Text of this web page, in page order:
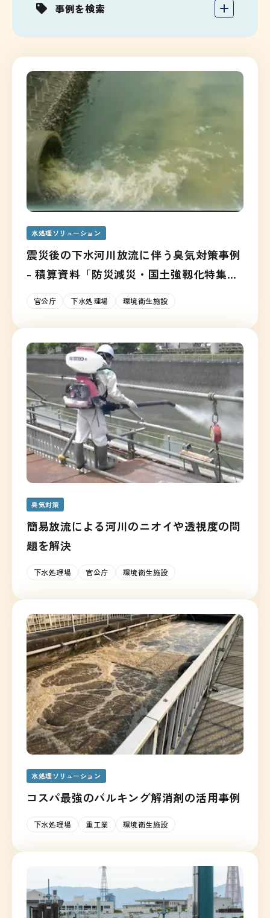
事例を検索
水処理ソリューション
震災後の下水河川放流に伴う臭気対策事例
- 積算資料「防災減災・国土強靱化特集」
官公庁 下水処理場 環境衛生施設
臭気対策
簡易放流による河川のニオイや透視度の問
題を解決
下水処理場 官公庁 環境衛生施設
水処理ソリューション
コスパ最強のバルキング解消剤の活用事例
下水処理場 重工業 環境衛生施設